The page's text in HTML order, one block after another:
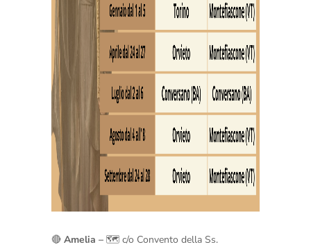
🔴 Amelia – 🗺️ c/o Convento della Ss.